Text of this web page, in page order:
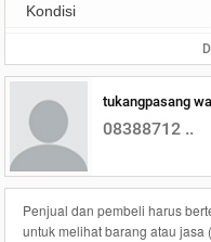
Kondisi
tukangpasang
08388712 ..
Penjual dan pembeli harus
untuk melihat barang atau jasa